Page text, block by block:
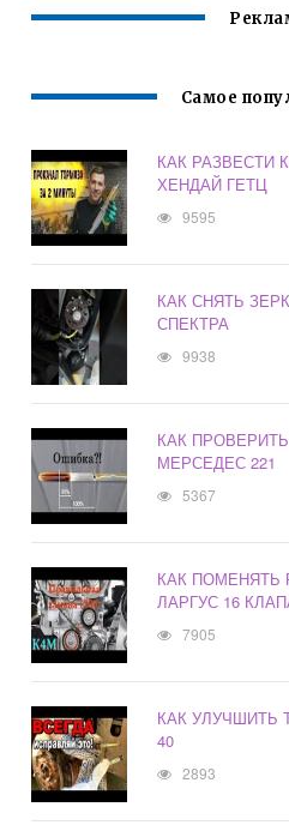
Самое
КАК РАЗВЕСТИ
ХЕНДАЙ ГЕТЦ
9595
КАК СНЯТЬ
СПЕКТРА
9938
КАК
МЕРСЕДЕС 221
5367
КАК ПОМЕНЯТЬ
ЛАРГУС 16
7905
КАК УЛУЧШИТЬ
40
2893